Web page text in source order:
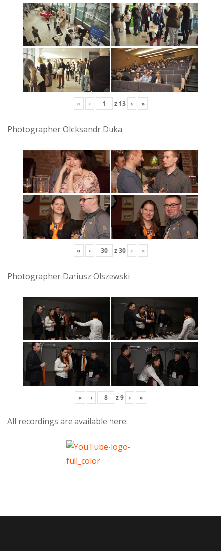
« ‹ z 13 › »
Photographer Oleksandr Duka
« ‹ z30 › »
Photographer Dariusz Olszewski
« ‹ z9 › »
All recordings are available here: